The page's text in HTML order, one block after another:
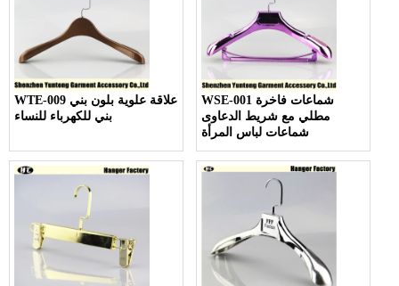
WTE-009 علاقة علوية بلون بني
بني للكهرباء للنساء
WSE-001 شماعات فاخرة
مطلي مع شريط الدعاوى
شماعات لباس المرأة